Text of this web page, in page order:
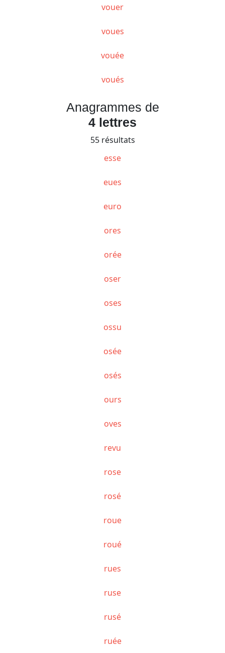
vouer
voues
vouée
voués
Anagrammes de
4 lettres
55 résultats
esse
eues
euro
ores
orée
oser
oses
ossu
osée
osés
ours
oves
revu
rose
rosé
roue
roué
rues
ruse
rusé
ruée